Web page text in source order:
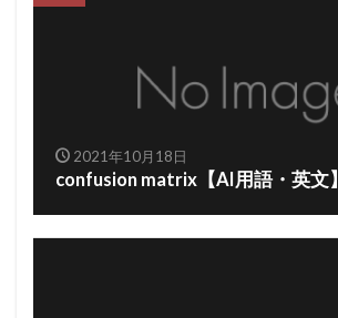
2021年10月18日
confusion matrix【AI用語・英文】